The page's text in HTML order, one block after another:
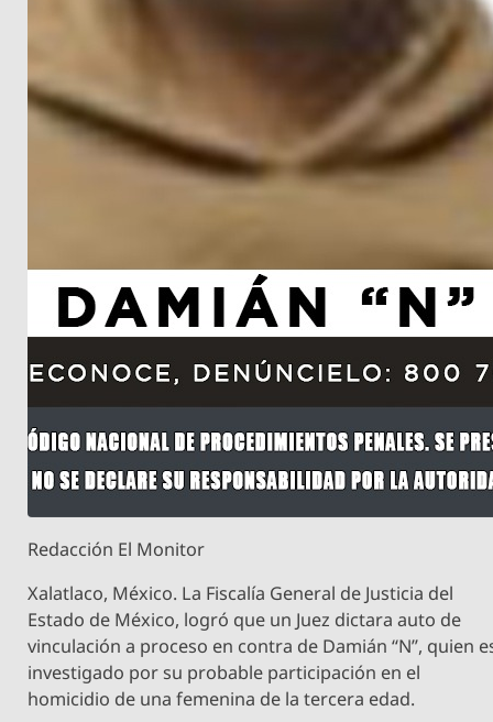
Redacción El Monitor
Xalatlaco, México. La Fiscalía General de Justicia del
Estado de México, logró que un Juez dictara auto de
vinculación a proceso en contra de Damián “N”, quien
investigado por su probable participación en el
homicidio de una femenina de la tercera edad.